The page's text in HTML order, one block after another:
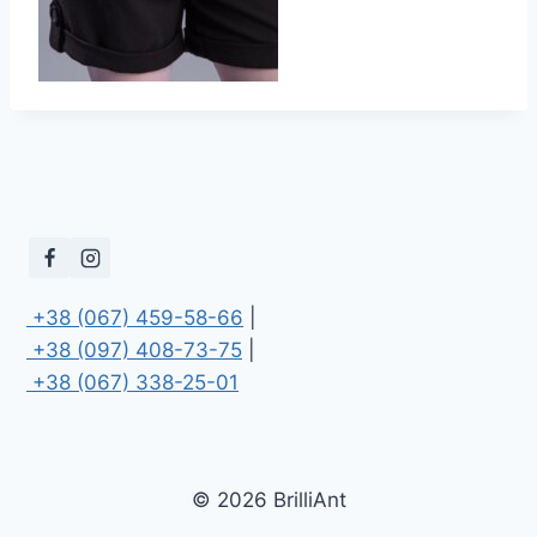
+38 (067) 459-58-66
+38 (097) 408-73-75
+38 (067) 338-25-01
© 2026 BrilliAnt